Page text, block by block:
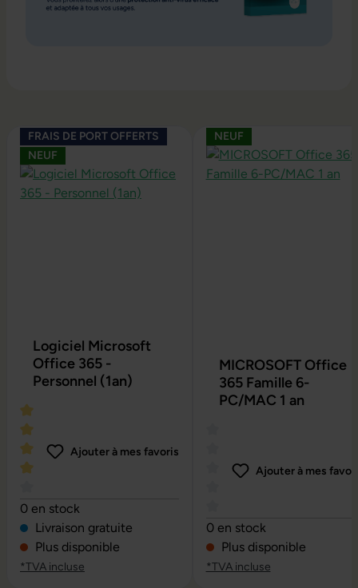
Ignorer la galerie de produits
FRAIS DE PORT OFFERTS
NEUF
Logiciel Microsoft
Office 365 -
Personnel (1an)
Note moyenne de 4 sur 5 étoiles
Ajouter à mes favoris
0 en stock
Livraison gratuite
Plus disponible
*TVA incluse
NEUF
MICROSOFT Office
365 Famille 6-
PC/MAC 1 an
Note moyenne de 0 sur 5
Ajouter à mes
0 en stock
Plus disponible
*TVA incluse